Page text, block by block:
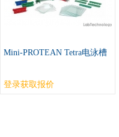
Mini-PROTEAN Tetra电泳槽
登录获取报价